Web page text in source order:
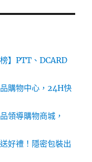
】PTT、DCARD
購物中心，24H快
領導購物商城，
好禮！隱密包裝出